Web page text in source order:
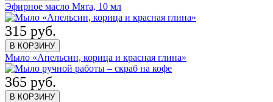
Эфирное масло Мята, 10 мл
315 руб.
В КОРЗИНУ
Мыло «Апельсин, корица и красная глина»
365 руб.
В КОРЗИНУ